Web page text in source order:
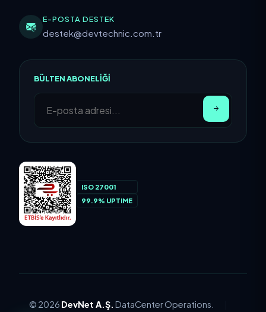
E-POSTA DESTEK
destek@devtechnic.com.tr
BÜLTEN ABONELIĞI
ISO 27001
99.9% UPTIME
© 2026 DevNet A.Ş. DataCenter Operations.